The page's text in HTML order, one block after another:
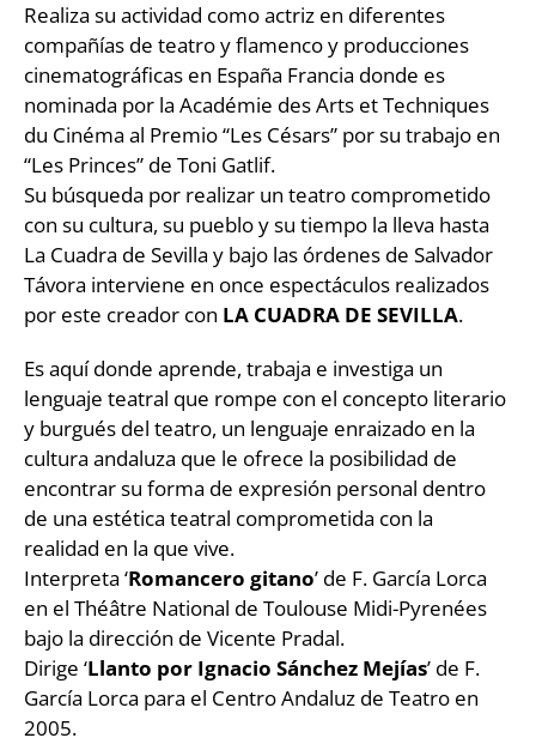
Realiza su actividad como actriz en diferentes
compañías de teatro y flamenco y producciones
cinematográficas en España Francia donde es
nominada por la Académie des Arts et Techniques
du Cinéma al Premio “Les Césars” por su trabajo en
“Les Princes” de Toni Gatlif.
Su búsqueda por realizar un teatro comprometido
con su cultura, su pueblo y su tiempo la lleva hasta
La Cuadra de Sevilla y bajo las órdenes de Salvador
Távora interviene en once espectáculos realizados
por este creador con LA CUADRA DE SEVILLA.
Es aquí donde aprende, trabaja e investiga un
lenguaje teatral que rompe con el concepto literario
y burgués del teatro, un lenguaje enraizado en la
cultura andaluza que le ofrece la posibilidad de
encontrar su forma de expresión personal dentro
de una estética teatral comprometida con la
realidad en la que vive.
Interpreta ‘Romancero gitano’ de F. García Lorca
en el Théâtre National de Toulouse Midi-Pyrenées
bajo la dirección de Vicente Pradal.
Dirige ‘Llanto por Ignacio Sánchez Mejías’ de F.
García Lorca para el Centro Andaluz de Teatro en
2005.